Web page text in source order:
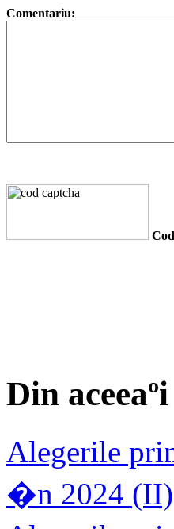
Comentariu:
Din
Alegerile
�n 2024 (II)